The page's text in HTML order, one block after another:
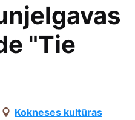
"Tie
Kokneses kultūras